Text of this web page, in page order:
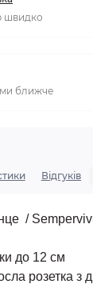
швидко
ближче
Відгуків
/
до 12 см
розетка з